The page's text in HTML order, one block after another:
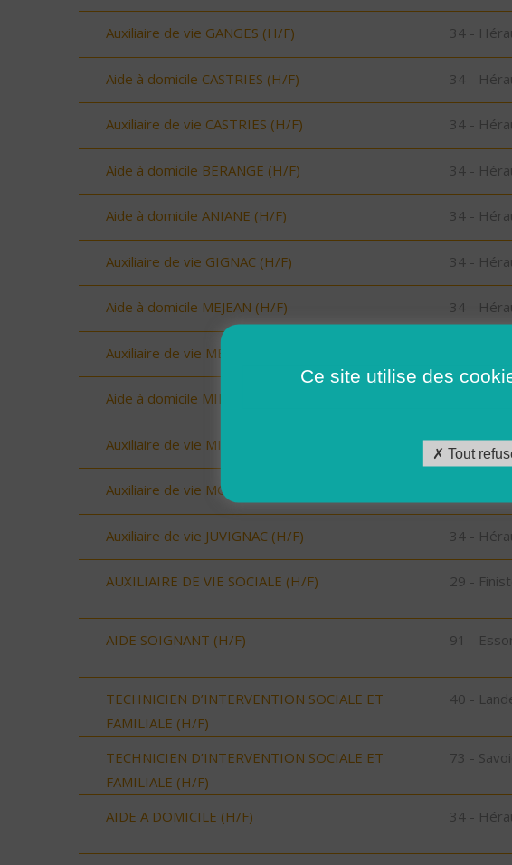
Auxiliaire de vie GANGES (H/F) 34 -
Aide à domicile CASTRIES (H/F) 34 -
Auxiliaire de vie CASTRIES (H/F) 34 -
Aide à domicile BERANGE (H/F) 34 -
Aide à domicile ANIANE (H/F) 34 -
Auxiliaire de vie GIGNAC (H/F) 34 -
Aide à domicile MEJEAN (H/F) 34 -
Auxiliaire de vie MEJEAN (H/F)
Aide à domicile MIMOSAS (H/F)
Auxiliaire de vie MIMOSAS (H/F) 34 -
Auxiliaire de vie MONTPELLIER OUEST (H/F)
Auxiliaire de vie JUVIGNAC (H/F) 34 -
AUXILIAIRE DE VIE SOCIALE (H/F) 29 -
AIDE SOIGNANT (H/F) 91 -
TECHNICIEN D’INTERVENTION SOCIALE ET
FAMILIALE (H/F)
40 -
TECHNICIEN D’INTERVENTION SOCIALE ET
FAMILIALE (H/F)
73 -
AIDE A DOMICILE (H/F) 34 -
Ce site utilise des
Tout